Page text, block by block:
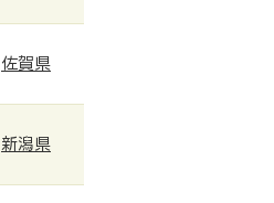
佐賀県
新潟県